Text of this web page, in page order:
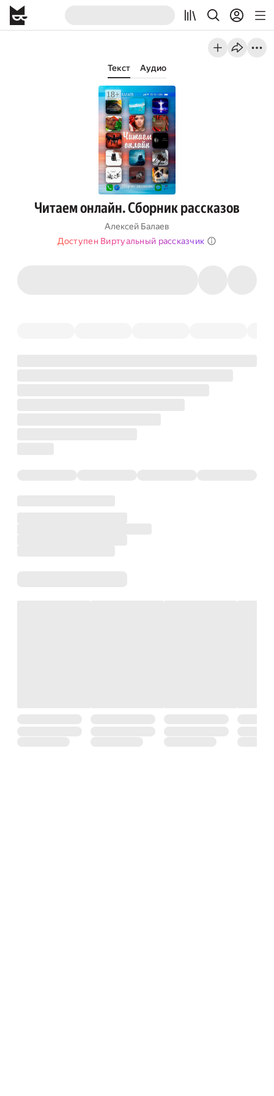
Текст Аудио
Читаем онлайн. Сборник рассказов
Алексей Балаев
Доступен Виртуальный рассказчик